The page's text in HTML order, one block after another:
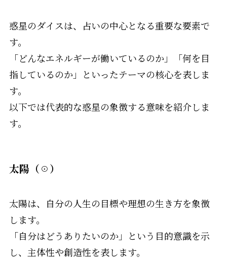
惑星のダイスは、占いの中心となる重要な要素で
す。
「どんなエネルギーが働いているのか」「何を目
指しているのか」といったテーマの核心を表しま
す。
以下では代表的な惑星の象徴する意味を紹介しま
す。
太陽（☉）
太陽は、自分の人生の目標や理想の生き方を象徴
します。
「自分はどうありたいのか」という目的意識を示
し、主体性や創造性を表します。